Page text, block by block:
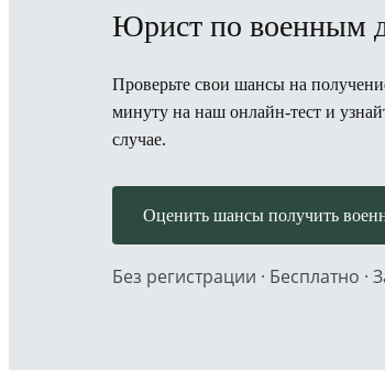
Юрист по военным
Проверьте свои шансы на
минуту на наш онлайн-тест и
случае.
Оценить шансы получить
Без регистрации · Бесплатно ·